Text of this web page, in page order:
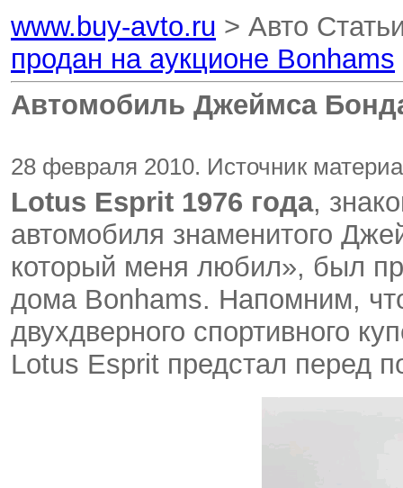
www.buy-avto.ru > Авто
продан на аукционе Bonhams
Автомобиль Джеймса
28 февраля 2010. Источник
Lotus Esprit 1976 года,
автомобиля знаменитого
который меня любил», был
дома Bonhams. Напомним,
двухдверного спортивного
Lotus Esprit предстал перед